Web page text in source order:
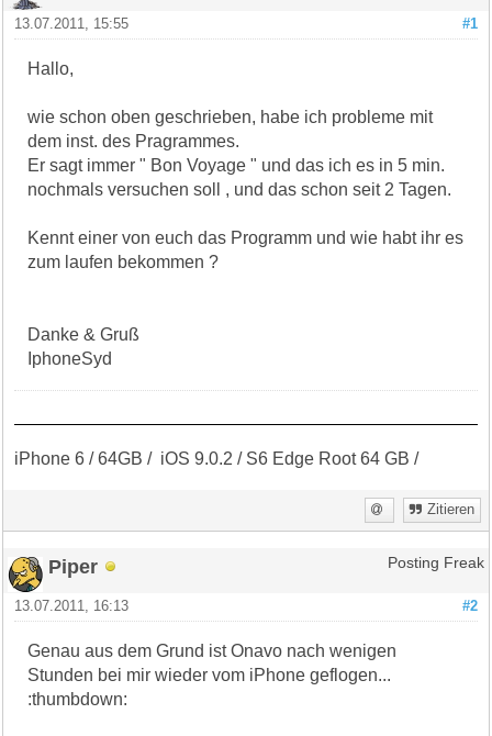
#1
13.07.2011, 15:55
Hallo,
wie schon oben geschrieben, habe ich probleme mit
dem inst. des Pragrammes.
Er sagt immer " Bon Voyage " und das ich es in 5 min.
nochmals versuchen soll , und das schon seit 2 Tagen.
Kennt einer von euch das Programm und wie habt ihr es
zum laufen bekommen ?
Danke & Gruß
IphoneSyd
iPhone 6 / 64GB / iOS 9.0.2 / S6 Edge Root 64 GB /
Zitieren
Piper Posting Freak
#2
13.07.2011, 16:13
Genau aus dem Grund ist Onavo nach wenigen
Stunden bei mir wieder vom iPhone geflogen...
:thumbdown: